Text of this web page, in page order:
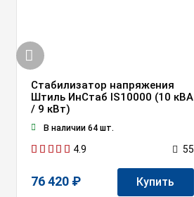
Стабилизатор напряжения
Штиль ИнСтаб IS10000 (10 кВА
/ 9 кВт)
В наличии 64 шт.
4.9 55
76 420 ₽ Купить